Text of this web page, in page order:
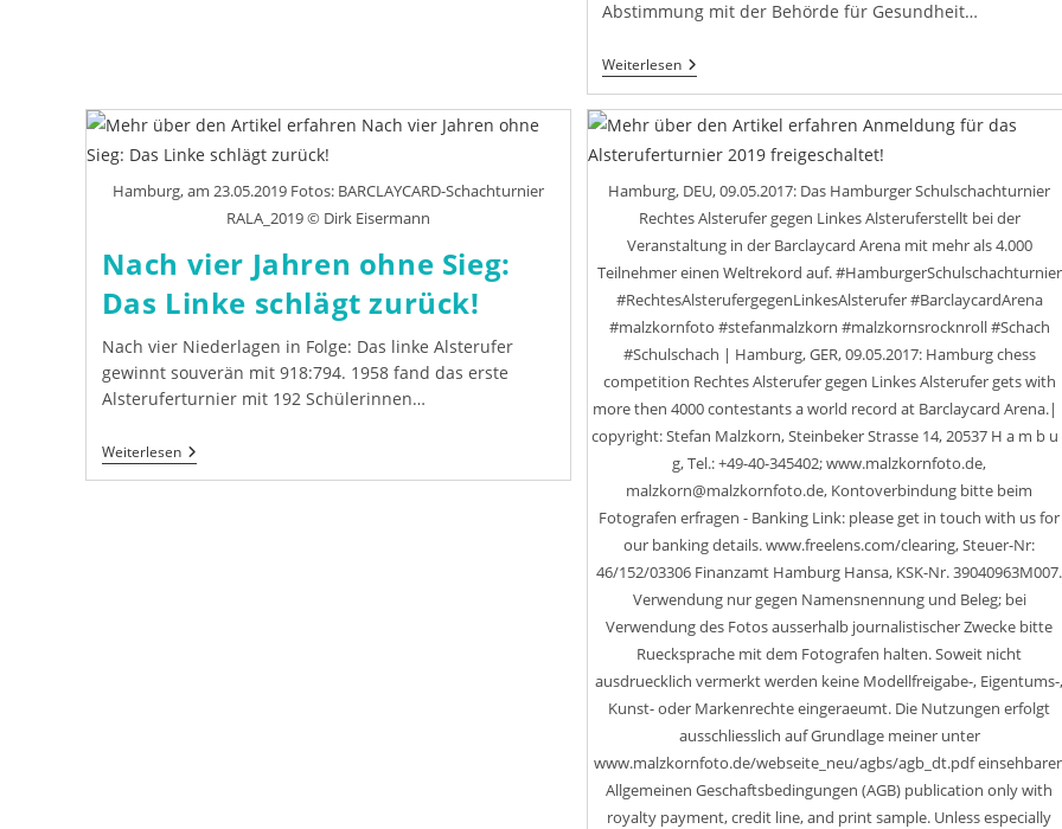
Abstimmung mit der Behörde für Gesundheit…
WeiterlesenAlsteruferturnier
Im
Ist
Hamburg, am 23.05.2019 Fotos: BARCLAYCARD-Schachturnier
RALA_2019 © Dirk Eisermann
Nach vier Jahren ohne Sieg:
Das Linke schlägt zurück!
Nach vier Niederlagen in Folge: Das linke Alsterufer
gewinnt souverän mit 918:794. 1958 fand das erste
Alsteruferturnier mit 192 Schülerinnen…
WeiterlesenNach
Vier
Hamburg, DEU, 09.05.2017: Das Hamburger Schulschachturnier
Rechtes Alsterufer gegen Linkes Alsteruferstellt bei der
Veranstaltung in der Barclaycard Arena mit mehr als 4.000
Teilnehmer einen Weltrekord auf. #HamburgerSchulschachturnier
#RechtesAlsterufergegenLinkesAlsterufer #BarclaycardArena
#malzkornfoto #stefanmalzkorn #malzkornsrocknroll #Schach
#Schulschach | Hamburg, GER, 09.05.2017: Hamburg chess
competition Rechtes Alsterufer gegen Linkes Alsterufer gets with
more then 4000 contestants a world record at Barclaycard Arena.|
copyright: Stefan Malzkorn, Steinbeker Strasse 14, 20537 H a m b u
g, Tel.: +49-40-345402; www.malzkornfoto.de,
malzkorn@malzkornfoto.de, Kontoverbindung bitte beim
Fotografen erfragen - Banking Link: please get in touch with us for
our banking details. www.freelens.com/clearing, Steuer-Nr:
46/152/03306 Finanzamt Hamburg Hansa, KSK-Nr. 39040963M007.
Verwendung nur gegen Namensnennung und Beleg; bei
Verwendung des Fotos ausserhalb journalistischer Zwecke bitte
Ruecksprache mit dem Fotografen halten. Soweit nicht
ausdruecklich vermerkt werden keine Modellfreigabe-, Eigentums-,
Kunst- oder Markenrechte eingeraeumt. Die Nutzungen erfolgt
ausschliesslich auf Grundlage meiner unter
www.malzkornfoto.de/webseite_neu/agbs/agb_dt.pdf
Allgemeinen Geschaftsbedingungen (AGB) publication only with
royalty payment, credit line, and print sample. Unless especially